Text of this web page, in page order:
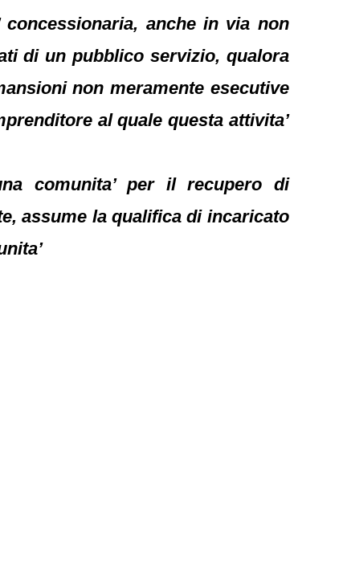
anche in via non
di un pubblico servizio, qualora
non meramente esecutive
al quale questa attivita’
comunita’ per il recupero di
assume la qualifica di incaricato